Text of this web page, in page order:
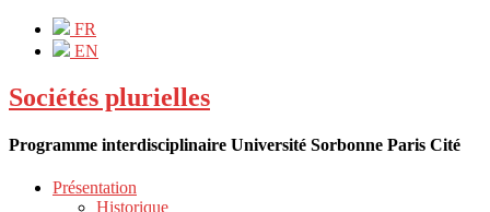
FR
EN
Sociétés plurielles
Programme interdisciplinaire Université Sorbonne Paris Cité
Présentation
Historique